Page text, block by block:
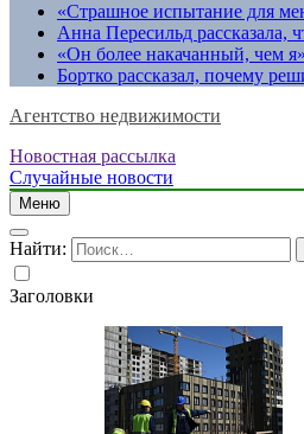
«Страшное испытание для
Анна Пересильд рассказала,
«Он более накачанный, чем
Бортко рассказал, почему
Агентство недвижимости
Новостная рассылка
Случайные новости
Меню
Найти:
Заголовки